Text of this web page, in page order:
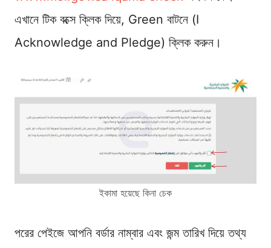
এখানে টিক বক্সে ক্লিক দিয়ে, Green বাটনে (I
Acknowledge and Pledge) ক্লিক করুন।
ইকামা হয়েছে কিনা চেক
পরের পেইজে আপনি বর্ডার নাম্বার এবং জন্ম তারিখ দিয়ে তথ্য